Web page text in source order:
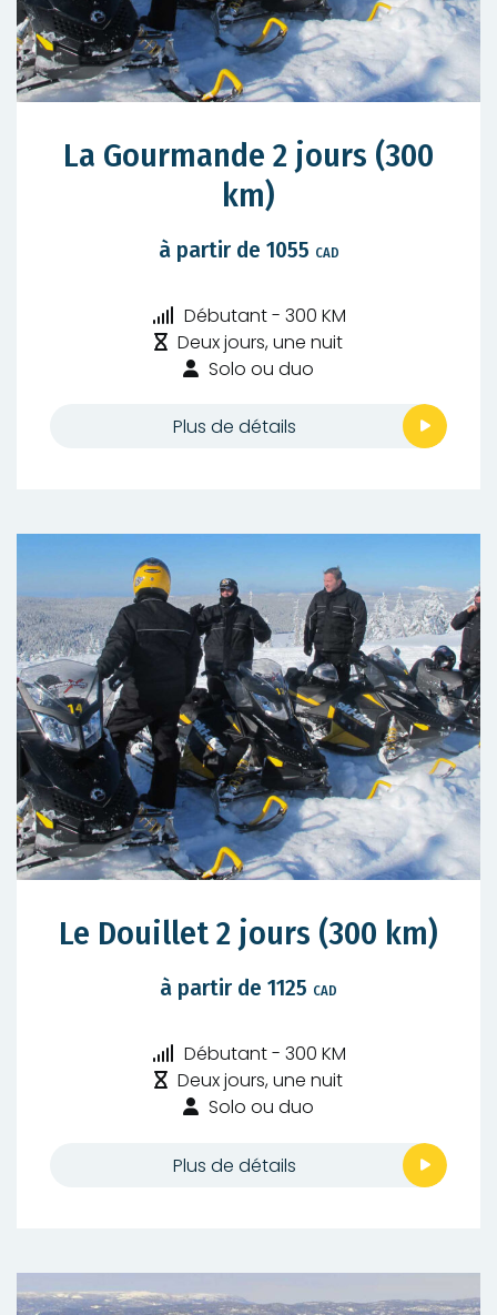
La Gourmande 2 jours (300
km)
à partir de 1055 CAD
Niveau
de
difficulté
Débutant - 300 KM
Durée
Deux jours, une nuit
Type
randonnée
Solo ou duo
Plus de détails
Le Douillet 2 jours (300 km)
à partir de 1125 CAD
Niveau
de
difficulté
Débutant - 300 KM
Durée
Deux jours, une nuit
Type
randonnée
Solo ou duo
Plus de détails